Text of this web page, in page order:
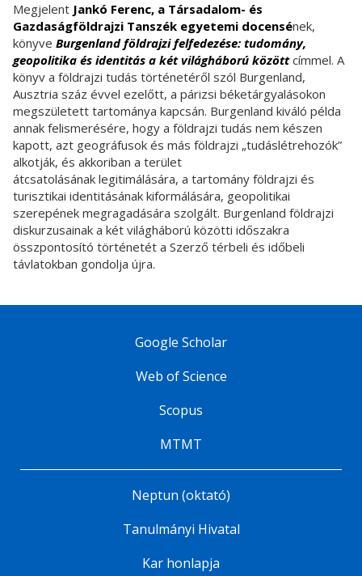
Megjelent Jankó Ferenc, a Társadalom- és
Gazdaságföldrajzi Tanszék egyetemi docensének,
könyve Burgenland földrajzi felfedezése: tudomány,
geopolitika és identitás a két világháború közöttcímmel. A
könyv a földrajzi tudás történetéről szól Burgenland,
Ausztria száz évvel ezelőtt, a párizsi béketárgyalásokon
megszületett tartománya kapcsán. Burgenland kiváló példa
annak felismerésére, hogy a földrajzi tudás nem készen
kapott, azt geográfusok és más földrajzi „tudáslétrehozók”
alkotják, és akkoriban a terület
átcsatolásának legitimálására, a tartomány földrajzi és
turisztikai identitásának kiformálására, geopolitikai
szerepének megragadására szolgált. Burgenland földrajzi
diskurzusainak a két világháború közötti időszakra
összpontosító történetét a Szerző térbeli és időbeli
távlatokban gondolja újra.
Google Scholar
Web of Science
Scopus
MTMT
Neptun (oktató)
Tanulmányi Hivatal
Kar honlapja